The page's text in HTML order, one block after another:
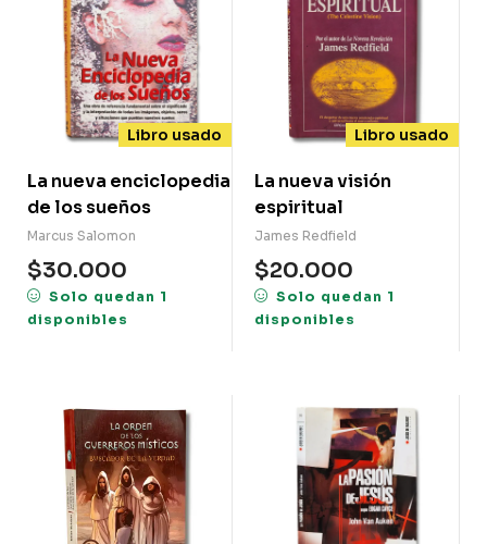
Libro usado
La nueva enciclopedia
de los sueños
Marcus Salomon
$30.000
Solo quedan 1
disponibles
Libro usado
La nueva visión
espiritual
James Redfield
$20.000
Solo quedan 1
disponibles